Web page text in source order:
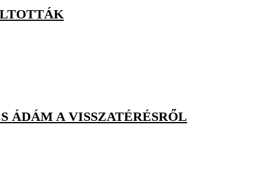
ÁDÁM A VISSZATÉRÉSRŐL